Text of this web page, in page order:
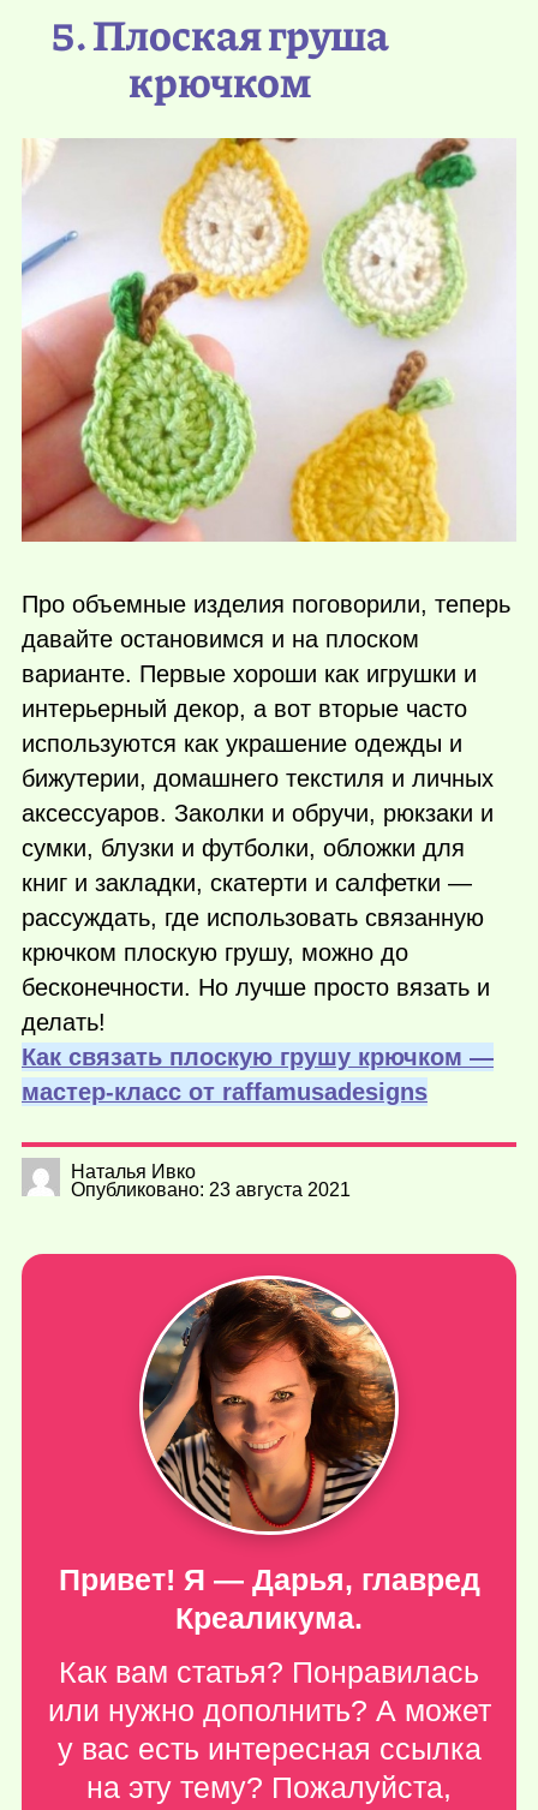
5. Плоская груша
крючком
Про объемные изделия поговорили, теперь
давайте остановимся и на плоском
варианте. Первые хороши как игрушки и
интерьерный декор, а вот вторые часто
используются как украшение одежды и
бижутерии, домашнего текстиля и личных
аксессуаров. Заколки и обручи, рюкзаки и
сумки, блузки и футболки, обложки для
книг и закладки, скатерти и салфетки —
рассуждать, где использовать связанную
крючком плоскую грушу, можно до
бесконечности. Но лучше просто вязать и
делать!
Как связать плоскую грушу крючком —
мастер-класс от raffamusadesigns
Наталья Ивко
Опубликовано: 23 августа 2021
Привет! Я — Дарья, главред
Креаликума.
Как вам статья? Понравилась
или нужно дополнить? А может
у вас есть интересная ссылка
на эту тему? Пожалуйста,